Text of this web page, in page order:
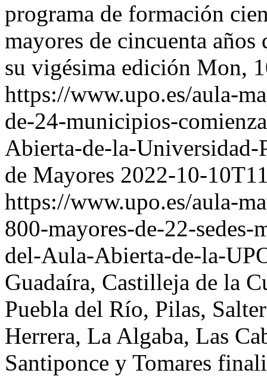
programa de formación
mayores de cincuenta años
su vigésima edición Mon,
https://www.upo.es/aula-
de-24-municipios-
Abierta-de-la-Universidad-
de Mayores 2022-10-
https://www.upo.es/aula-
800-mayores-de-22-
del-Aula-Abierta-de-la-
Guadaíra, Castilleja de la
Puebla del Río, Pilas,
Herrera, La Algaba, Las
Santiponce y Tomares